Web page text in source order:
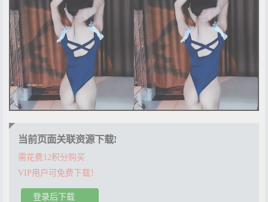
当前页面关联资源下载!
需花费12积分购买
VIP用户可免费下载！
登录后下载